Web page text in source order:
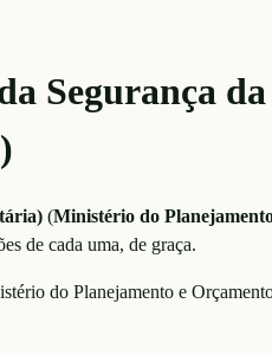
Segurança
(Ministério do
de cada uma, de graça.
do Planejamento e